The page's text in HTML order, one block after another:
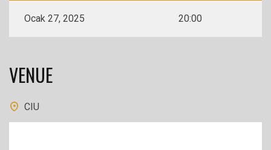
Ocak 27, 2025 20:00
VENUE
CIU